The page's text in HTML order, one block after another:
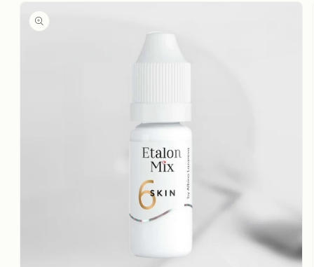
information